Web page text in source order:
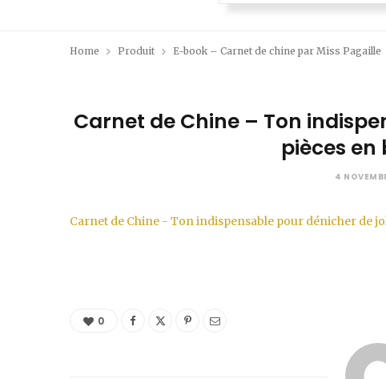
Home Produit E-book – Carnet de chine par Miss Pagaille
Carnet de Chine – Ton
pièces
4
Carnet de Chine - Ton indispensable pour dénicher de
0